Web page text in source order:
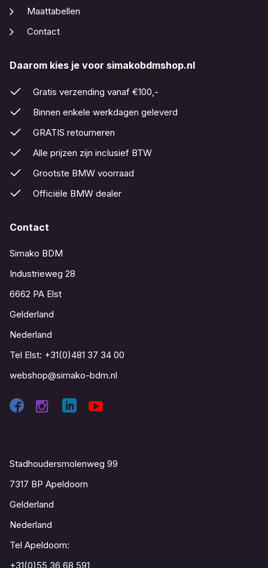
Maattabellen
Contact
Daarom kies je voor simakobdmshop.nl
Gratis verzending vanaf €100,-
Binnen enkele werkdagen geleverd
GRATIS retourneren
Alle prijzen zijn inclusief BTW
Grootste BMW voorraad
Officiële BMW dealer
Contact
Simako BDM
Industrieweg 28
6662 PA Elst
Gelderland
Nederland
Tel Elst: +31(0)481 37 34 00
webshop@simako-bdm.nl
Stadhoudersmolenweg 99
7317 BP Apeldoorn
Gelderland
Nederland
Tel Apeldoorn:
+31(0)55 36 68 591